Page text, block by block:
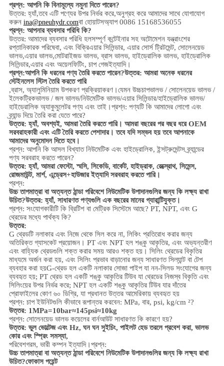
প্রশ্ন: আপনি কি বিনামূল্যে নমুনা দিতে পারেন?
উত্তর: হ্যাঁ,তবে এটি পণ্যের উপর নির্ভর করে,অনুগ্রহ করে আমাদের সাথে যোগাযোগ
করুন ina@pneuhydr.comবা হোয়াটসঅ্যাপ 0086 15168536055
প্রশ্ন: আপনার ব্যবসার পরিধি কি?
উত্তর: আমাদের ব্যবসার পরিধি হলসম্পূর্ণ কন্টেইনার সহ অটোমেশন যন্ত্রাংশের
রপ্তানিকারক পরিষেবা, এবং বিক্রিএয়ার সিলিন্ডার, এয়ার সোর্স ট্রিটমেন্ট, সোলেনয়েড
ভালভ,এয়ার ভালভ,মোটরাইজড ভালভ,ব্রাস ভালভ, হাইড্রোলিক ভালভ, হাইড্রোলিক
সিলিন্ডার,এয়ার এবং অয়েলফিটিং, চাপ গেজইত্যাদি।
প্রশ্ন:আপনি কি ধরনের পণ্য তৈরি করতে পারেন?উত্তর: আমরা অনেক ধরনের
স্টেইনলেস স্টিল তৈরি করতে পারি
,ব্রাস, অ্যালুমিনিয়াম উপকরণ প্রক্রিয়াকরণ।যেমন উচ্চচাপভালভ / সোলেনয়েড ভালভ /
ইলেকট্রিকভালভ / জল ভালভ/নিউমেটিক ভালভ/এয়ার সিলিন্ডার/হাইড্রোলিক ভালভ/
হাইড্রোলিক অ্যাকুমুলেটর পণ্য এবং তাই।প্রশ্ন: পণ্যটি কি আমাদের লোগো এবং
ব্র্যান্ড দিয়ে তৈরি করা যেতে পারে?
উত্তর: হ্যাঁ, অবশ্যই, আমরা তৈরি করতে পারি। আমরা বছরের পর বছর ধরে OEM
সরবরাহকারী এবং এটি তৈরি করতে পেশাদার। তবে যদি সম্ভব হয় তবে আপনাকে
আমাদের অনুমোদন দিতে হবে।
প্রশ্ন: আপনি কি আসল বিখ্যাত নিউমেটিক এবং হাইড্রোলিক, ইন্সট্রুমেন্টস ব্র্যান্ডের
পণ্য সরবরাহ করতে পারেন?
উত্তর: হ্যাঁ, আমরা ফেস্টো, স্মসি, সিকেডি, বার্কেট, হাইড্রাক, রেক্স্রোথ, সিমেন্স,
রোজমাউন্ট, মার্শ, এন্ড্রেস+হাউজার ইত্যাদি সরবরাহ করতে পারি।
প্রশ্ন:
উচ্চ তাপমাত্রা বা অত্যন্ত ঠান্ডা পরিবেশে নিউমেটিক উপাদানগুলির জন্য কি লক্ষ্য রাখা
উচিত?উত্তর: হ্যাঁ, সাধারণত পণ্যগুলি এক বছরের মানের গ্যারান্টিযুক্ত।
প্রশ্ন: সংযোগকারীটি কি ব্রিটিশ বা মেট্রিক সিস্টেমে আছে? PT, NPT, এবং G
থ্রেডের মধ্যে পার্থক্য কি?
উত্তর:
G থ্রেডটি নলাকার এবং নিজে থেকে সিল করে না, লিকিং প্রতিরোধ করার জন্য
অতিরিক্ত গ্যাসকেট প্রয়োজন। PT এবং NPT হল শঙ্কু আকৃতির, এবং অভ্যন্তরীণ
এবং বাহ্যিক থ্রেডগুলি শক্ত করার সময় আরও শক্ত হয়। সিলিং থ্রেডের বিকৃতির
মাধ্যমে অর্জন করা হয়, এবং সিলিং প্রভাব বাড়ানোর জন্য সাধারণত সিল্যান্ট বা টেপ
ব্যবহার করা হয়G-থ্রেড হল একটি নলাকার সোজা পাইপ যা নন-সিলড সংযোগের জন্য
ব্যবহৃত হয়; PT থ্রেড হল একটি শঙ্কু আকৃতির টিউব যা থ্রেডের নিজস্ব বিকৃতি এবং
সিলিংয়ের উপর নির্ভর করে; NPT হল একটি শঙ্কু আকৃতির টিউব যার দাঁতের
প্রোফাইলের কোণ ৬০ ডিগ্রি, যা প্রধানত উত্তর আমেরিকায় ব্যবহৃত হয়
প্রশ্ন: চাপ ইউনিটগুলি কীভাবে রূপান্তর করবেন: MPa, বার, psi, kg/cm ²?
উত্তর: 1MPa=10bar≈145psi≈10kg
প্রশ্ন: সোলেনয়েড ভালভ কয়েলের বার্নআউট সাধারণত কি কারণে হয়?
উত্তর: ভুল ভোল্টেজ এবং Hz, ঘন ঘন সুইচিং, পাইলট হেড তরলে প্রবেশ করা, ভালভ
কোর এবং স্প্রিং সমস্যা,
পরিবেশগরম, ভারী কম্পন ইত্যাদি।প্রশ্ন:
উচ্চ তাপমাত্রা বা অত্যন্ত ঠান্ডা পরিবেশে নিউমেটিক উপাদানগুলির জন্য কি লক্ষ্য রাখা
উচিত?ফোকাস পয়েন্ট